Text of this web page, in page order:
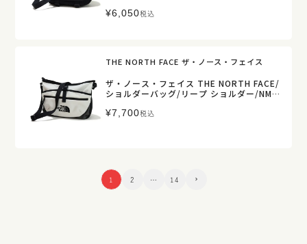
¥6,050税込
THE NORTH FACE ザ・ノース・フェイス
ザ・ノース・フェイス THE NORTH FACE/
ショルダーバッグ/リープ ショルダー/NM7
¥7,700税込
1 2 … 14